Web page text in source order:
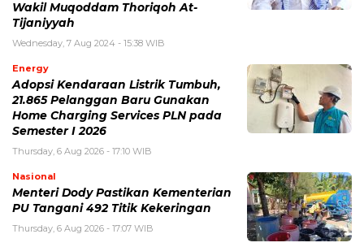
Wakil Muqoddam Thoriqoh At-
Tijaniyyah
Wednesday, 7 Aug 2024 - 15:38 WIB
Energy
Adopsi Kendaraan Listrik Tumbuh,
21.865 Pelanggan Baru Gunakan
Home Charging Services PLN pada
Semester I 2026
Thursday, 6 Aug 2026 - 17:10 WIB
Nasional
Menteri Dody Pastikan Kementerian
PU Tangani 492 Titik Kekeringan
Thursday, 6 Aug 2026 - 17:07 WIB